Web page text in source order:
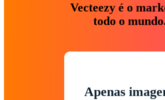
Vecteezy é o
todo o
Apenas